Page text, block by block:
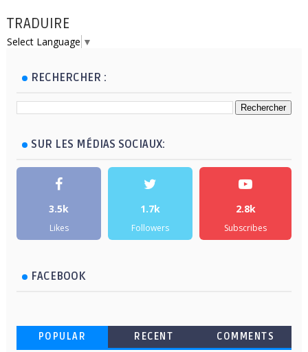
TRADUIRE
Select Language ▼
RECHERCHER :
SUR LES MÉDIAS SOCIAUX:
3.5k
Likes
1.7k
Followers
2.8k
Subscribes
FACEBOOK
POPULAR RECENT COMMENTS